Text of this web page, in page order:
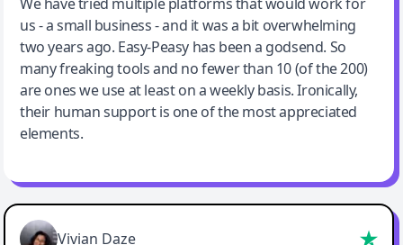
By far the best compilation AI utility
us - a small business - and it was a bit overwhelming
two years ago. Easy-Peasy has been a godsend. So
many freaking tools and no fewer than 10 (of the 200)
are ones we use at least on a weekly basis. Ironically,
their human support is one of the most appreciated
elements.
Vivian Daze